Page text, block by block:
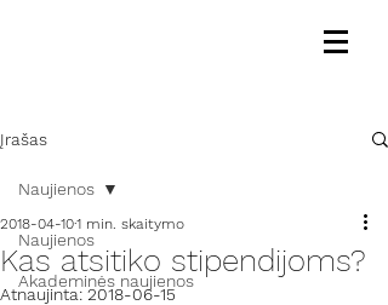
Įrašas
Naujienos
Akademinės naujienos
Naujienos
Kas atsitiko stipendijoms?
2018-04-101 min. skaitymo
Atnaujinta: 2018-06-15